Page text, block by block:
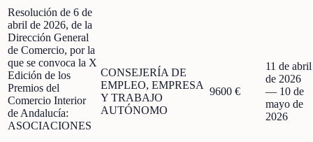
Resolución de 6 de
abril de 2026, de la
Dirección General
de Comercio, por la
que se convoca la X
Edición de los
Premios del
Comercio Interior
de Andalucía:
ASOCIACIONES
CONSEJERÍA DE
EMPLEO, EMPRESA
Y TRABAJO
AUTÓNOMO
9600 €
11 de abril
de 2026
— 10 de
mayo de
2026